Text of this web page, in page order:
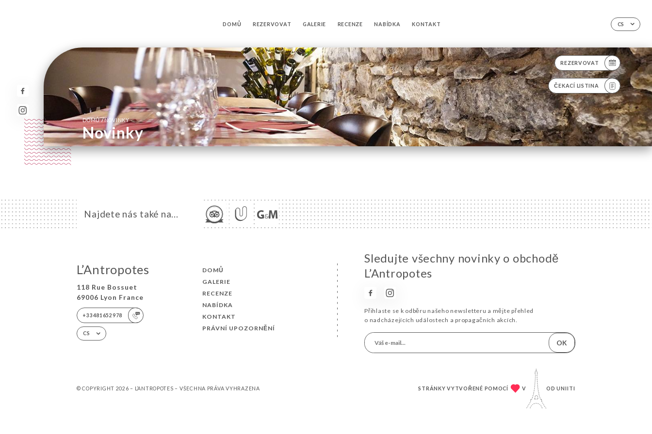
CS
DOMŮ REZERVOVAT GALERIE RECENZE NABÍDKA KONTAKT
REZERVOVAT
ČEKACÍ LISTINA
DOMŮ/NOVINKY
Novinky
Najdete nás také na...
L’Antropotes
118 Rue Bossuet
69006 Lyon France
+33481652978
CS
DOMŮ
GALERIE
RECENZE
NABÍDKA
KONTAKT
PRÁVNÍ UPOZORNĚNÍ
Sledujte všechny novinky o obchodě
L’Antropotes
Přihlaste se k odběru našeho newsletteru a mějte přehled
o nadcházejících událostech a propagačních akcích.
OK
© COPYRIGHT 2026 – L’ANTROPOTES – VŠECHNA PRÁVA VYHRAZENA STRÁNKY VYTVOŘENÉ POMOCÍ V ODUNIITI